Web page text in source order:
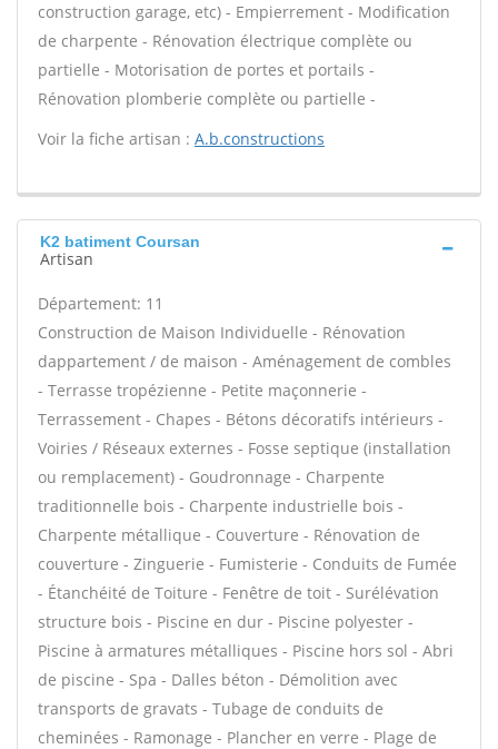
construction garage, etc) - Empierrement - Modification
de charpente - Rénovation électrique complète ou
partielle - Motorisation de portes et portails -
Rénovation plomberie complète ou partielle -
Voir la fiche artisan : A.b.constructions
K2 batiment Coursan
Artisan
Département: 11
Construction de Maison Individuelle - Rénovation
dappartement / de maison - Aménagement de combles
- Terrasse tropézienne - Petite maçonnerie -
Terrassement - Chapes - Bétons décoratifs intérieurs -
Voiries / Réseaux externes - Fosse septique (installation
ou remplacement) - Goudronnage - Charpente
traditionnelle bois - Charpente industrielle bois -
Charpente métallique - Couverture - Rénovation de
couverture - Zinguerie - Fumisterie - Conduits de Fumée
- Étanchéité de Toiture - Fenêtre de toit - Surélévation
structure bois - Piscine en dur - Piscine polyester -
Piscine à armatures métalliques - Piscine hors sol - Abri
de piscine - Spa - Dalles béton - Démolition avec
transports de gravats - Tubage de conduits de
cheminées - Ramonage - Plancher en verre - Plage de